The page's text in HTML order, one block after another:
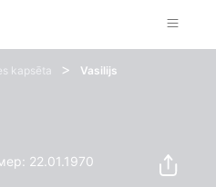
kapsēta >
Vasilijs
22.01.1970